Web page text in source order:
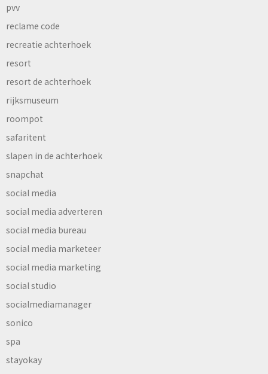
pvv
reclame code
recreatie achterhoek
resort
resort de achterhoek
rijksmuseum
roompot
safaritent
slapen in de achterhoek
snapchat
social media
social media adverteren
social media bureau
social media marketeer
social media marketing
social studio
socialmediamanager
sonico
spa
stayokay